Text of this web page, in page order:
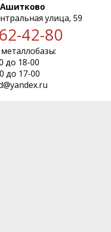
улица, 59
42-80
до 18-00
до 17-00